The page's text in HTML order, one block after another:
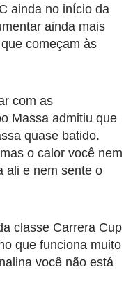
ainda no início da
ainda mais
começam às
com as
Massa admitiu que
quase batido.
o calor você nem
ali e nem sente o
classe Carrera Cup
que funciona muito
você não está